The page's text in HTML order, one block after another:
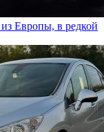
Европы, в редкой